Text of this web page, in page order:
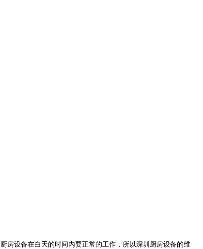
房设备在白天的时间内要正常的工作，所以深圳厨房设备的维